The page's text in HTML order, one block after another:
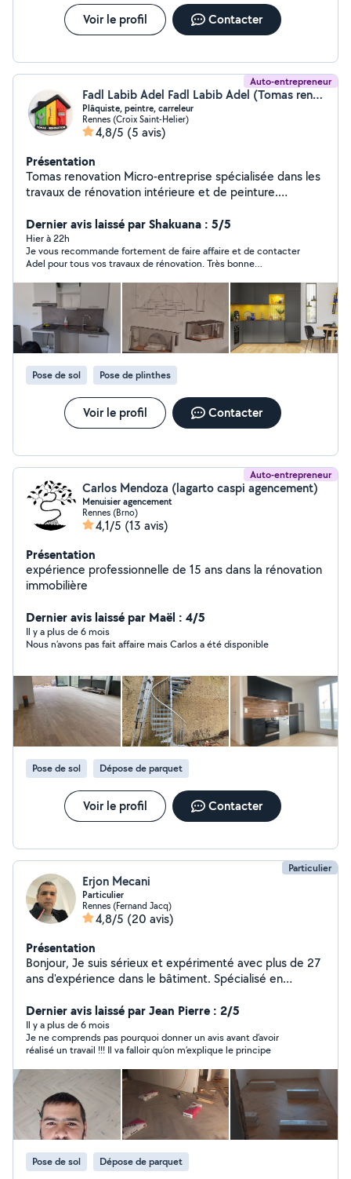
Voir le profil Contacter
Auto-entrepreneur
Fadl Labib Adel Fadl Labib Adel (Tomas renovation)
Plâquiste, peintre, carreleur
Rennes (Croix Saint-Helier)
4,8/5 (5 avis)
Présentation
Tomas renovation Micro-entreprise spécialisée dans les
travaux de rénovation intérieure et de peinture.
finitions décoratives, revêtements muraux et petits
travaux d'aménagement. Travail soigné, respect des
délais et satisfaction client.
Dernier avis laissé par Shakuana : 5/5
Hier à 22h
Je vous recommande fortement de faire affaire et de contacter
Adel pour tous vos travaux de rénovation. Très bonne
Pose de sol Pose de plinthes
Voir le profil Contacter
Auto-entrepreneur
Carlos Mendoza (lagarto caspi agencement)
Menuisier agencement
Rennes (Brno)
4,1/5 (13 avis)
Présentation
expérience professionnelle de 15 ans dans la rénovation
immobilière
Dernier avis laissé par Maël : 4/5
Il y a plus de 6 mois
Nous n’avons pas fait affaire mais Carlos a été disponible
Pose de sol Dépose de parquet
Voir le profil Contacter
Particulier
Erjon Mecani
Particulier
Rennes (Fernand Jacq)
4,8/5 (20 avis)
Présentation
Bonjour, Je suis sérieux et expérimenté avec plus de 27
ans d'expérience dans le bâtiment. Spécialisé en
peinture. Je réalise un travail propre, soigné et de
qualité. Titulaire d'un diplôme dans le bâtiment obtenu
en Albanie. Disponible rapidement sur Rennes et
alentours. Cordialement, Erjon
Dernier avis laissé par Jean Pierre : 2/5
Il y a plus de 6 mois
Je ne comprends pas pourquoi donner un avis avant d’avoir
réalisé un travail !!! Il va falloir qu’on m’explique le principe
Pose de sol Dépose de parquet